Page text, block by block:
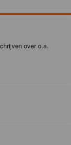
over o.a.